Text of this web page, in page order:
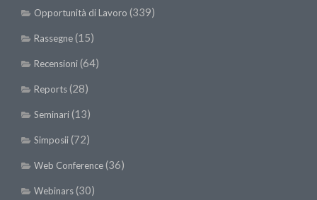
Opportunità di Lavoro (339)
Rassegne(15)
Recensioni(64)
Reports(28)
Seminari(13)
Simposii(72)
Web Conference(36)
Webinars(30)